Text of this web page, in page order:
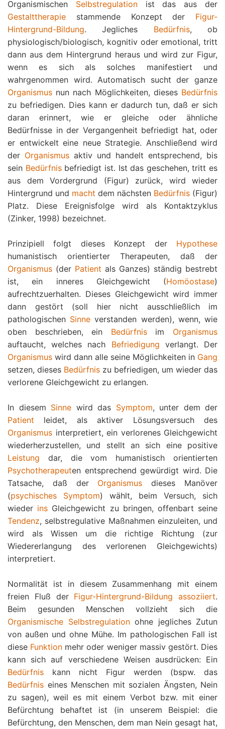
Organismischen Selbstregulationist das aus der
Gestalttherapie stammende Konzept der Figur-
Hintergrund-Bildung. Jegliches Bedürfnis, ob
physiologisch/biologisch, kognitiv oder emotional, tritt
dann aus dem Hintergrund heraus und wird zur Figur,
wenn es sich als solches manifestiert und
wahrgenommen wird. Automatisch sucht der ganze
Organismus nun nach Möglichkeiten, dieses Bedürfnis
zu befriedigen. Dies kann er dadurch tun, daß er sich
daran erinnert, wie er gleiche oder ähnliche
Bedürfnisse in der Vergangenheit befriedigt hat, oder
er entwickelt eine neue Strategie. Anschließend wird
der Organismus aktiv und handelt entsprechend, bis
sein Bedürfnisbefriedigt ist. Ist das geschehen, tritt es
aus dem Vordergrund (Figur) zurück, wird wieder
Hintergrund und macht dem nächsten Bedürfnis (Figur)
Platz. Diese Ereignisfolge wird als Kontaktzyklus
(Zinker, 1998) bezeichnet.
Prinzipiell folgt dieses Konzept der Hypothese
humanistisch orientierter Therapeuten, daß der
Organismus (der Patient als Ganzes) ständig bestrebt
ist, ein inneres Gleichgewicht (Homöostase)
aufrechtzuerhalten. Dieses Gleichgewicht wird immer
dann gestört (soll hier nicht ausschließlich im
pathologischen Sinne verstanden werden), wenn, wie
oben beschrieben, ein Bedürfnisim Organismus
auftaucht, welches nach Befriedigung verlangt. Der
Organismus wird dann alle seine Möglichkeiten in Gang
setzen, dieses Bedürfnis zu befriedigen, um wieder das
verlorene Gleichgewicht zu erlangen.
In diesem Sinne wird das Symptom, unter dem der
Patient leidet, als aktiver Lösungsversuch des
Organismus interpretiert, ein verlorenes Gleichgewicht
wiederherzustellen, und stellt an sich eine positive
Leistung dar, die vom humanistisch orientierten
Psychotherapeuten entsprechend gewürdigt wird. Die
Tatsache, daß der Organismus dieses Manöver
(psychisches Symptom) wählt, beim Versuch, sich
wieder ins Gleichgewicht zu bringen, offenbart seine
Tendenz, selbstregulative Maßnahmen einzuleiten, und
wird als Wissen um die richtige Richtung (zur
Wiedererlangung des verlorenen Gleichgewichts)
interpretiert.
Normalität ist in diesem Zusammenhang mit einem
freien Fluß der Figur-Hintergrund-Bildung assoziiert.
Beim gesunden Menschen vollzieht sich die
Organismische Selbstregulationohne jegliches Zutun
von außen und ohne Mühe. Im pathologischen Fall ist
diese Funktion mehr oder weniger massiv gestört. Dies
kann sich auf verschiedene Weisen ausdrücken: Ein
Bedürfnis kann nicht Figur werden (bspw. das
Bedürfnis eines Menschen mit sozialen Ängsten, Nein
zu sagen), weil es mit einem Verbot bzw. mit einer
Befürchtung behaftet ist (in unserem Beispiel: die
Befürchtung, den Menschen, dem man Nein gesagt hat,